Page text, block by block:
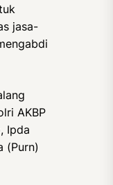
jasa-
AKBP
Ipda
(Purn)